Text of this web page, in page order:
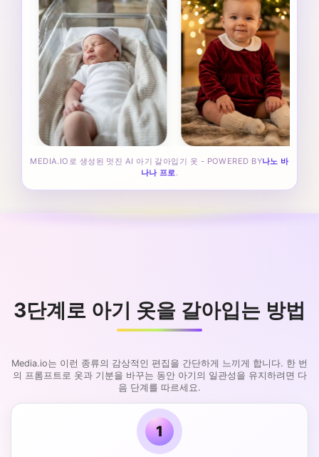
MEDIA.IO로 생성된 멋진 AI 아기 갈아입기 옷 - POWERED BY나노 바
나나 프로.
3단계로 아기 옷을 갈아입는 방법
Media.io는 이런 종류의 감상적인 편집을 간단하게 느끼게 합니다. 한 번
의 프롬프트로 옷과 기분을 바꾸는 동안 아기의 일관성을 유지하려면 다
음 단계를 따르세요.
1